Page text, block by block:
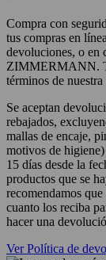
Compra con
tus compras en
devoluciones, o en
ZIMMERMANN.
términos de
Se aceptan
rebajados,
mallas de encaje,
motivos de
15 días desde la
productos que se
recomendamos
cuanto los reciba
hacer una
Ver Política de